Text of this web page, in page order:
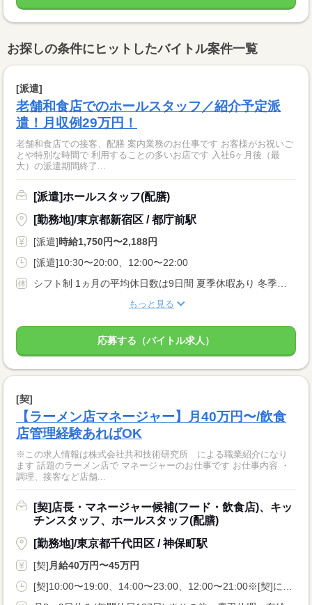
お探しの条件にヒットしたバイトル案件一覧
[派遣]
老舗和食店でのホールスタッフ／紹介予定派
遣！月収例29万円！
老舗和食店での接客、配膳 案内業務のお仕事です お客様がお祝いご
とや特別な時間で 利用することの多いお店です 入社6ヶ月後（最
大）の派遣期間終了...
[派遣]ホールスタッフ(配膳)
[勤務地]/東京都新宿区 / 都庁前駅
[派遣]時給1,750円〜2,188円
[派遣]10:30〜20:00、12:00〜22:00
もっと見る
応募する（バイトル求人）
[契]
【ラーメン店マネージャー】月40万円〜/飲食
店管理経験あればOK
※この求人情報は株式会社共和技術研究所 による職業紹介になり
ます 話題のラーメン店で マネージャーのお仕事です お仕事内容 ・
調理、接客など店舗...
[契]店長・マネージャー候補(フード・飲食店)、キッ
チンスタッフ、ホールスタッフ(配膳)
[勤務地]/東京都千代田区 / 神保町駅
[契] 月給40万円〜45万円